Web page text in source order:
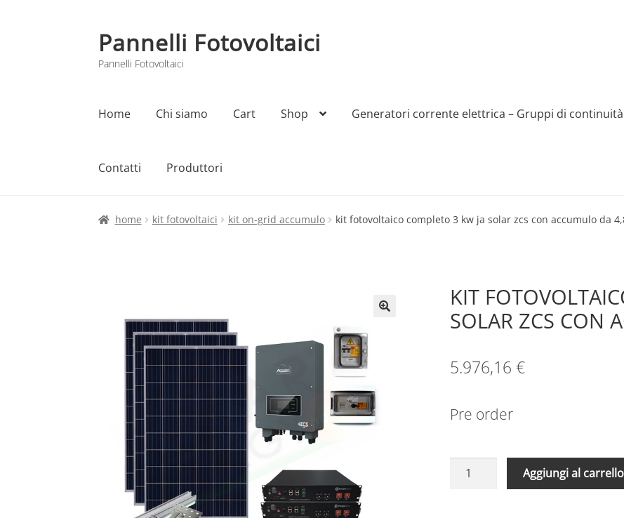
Vai
alla
navigazione
Vai
al
contenuto
Pannelli Fotovoltaici
Pannelli Fotovoltaici
Home Chi siamo Cart Shop Generatori corrente elettrica – Gruppi di continuità
Contatti Produttori
Home Cart Checkout Chi siamo Contatti My account Produttori Sample Page
home kit fotovoltaici kit on-grid accumulo kit fotovoltaico completo 3 kw ja solar zcs con accumulo da
KIT
SOLAR ZCS CON
5.976,16 €
Pre order
FOTOVOLTAICO
Aggiungi al carrello